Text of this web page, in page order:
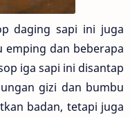
daging sapi ini juga
dan beberapa
iga sapi ini disantap
gizi dan bumbu
badan, tetapi juga